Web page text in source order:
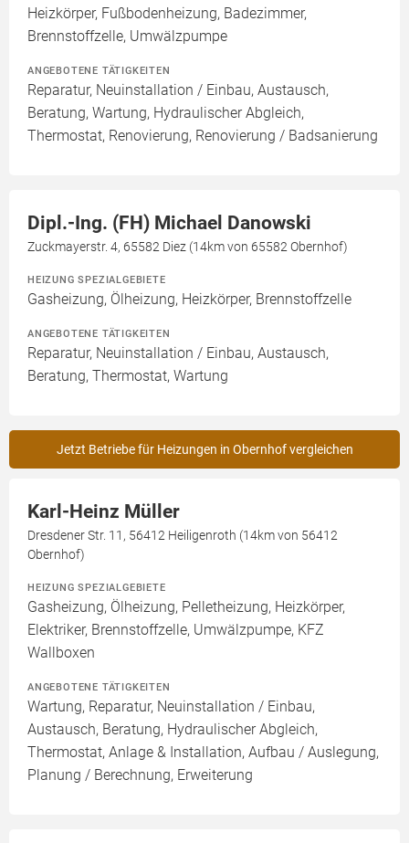
Heizkörper, Fußbodenheizung, Badezimmer,
Brennstoffzelle, Umwälzpumpe
ANGEBOTENE TÄTIGKEITEN
Reparatur, Neuinstallation / Einbau, Austausch,
Beratung, Wartung, Hydraulischer Abgleich,
Thermostat, Renovierung, Renovierung / Badsanierung
Dipl.-Ing. (FH) Michael Danowski
Zuckmayerstr. 4, 65582 Diez (14km von 65582 Obernhof)
HEIZUNG SPEZIALGEBIETE
Gasheizung, Ölheizung, Heizkörper, Brennstoffzelle
ANGEBOTENE TÄTIGKEITEN
Reparatur, Neuinstallation / Einbau, Austausch,
Beratung, Thermostat, Wartung
Jetzt Betriebe für Heizungen in Obernhof vergleichen
Karl-Heinz Müller
Dresdener Str. 11, 56412 Heiligenroth (14km von 56412
Obernhof)
HEIZUNG SPEZIALGEBIETE
Gasheizung, Ölheizung, Pelletheizung, Heizkörper,
Elektriker, Brennstoffzelle, Umwälzpumpe, KFZ
Wallboxen
ANGEBOTENE TÄTIGKEITEN
Wartung, Reparatur, Neuinstallation / Einbau,
Austausch, Beratung, Hydraulischer Abgleich,
Thermostat, Anlage & Installation, Aufbau / Auslegung,
Planung / Berechnung, Erweiterung